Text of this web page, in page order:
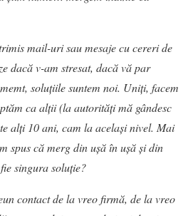
mail-uri sau mesaje cu cereri de
dacă v-am stresat, dacă vă par
soluțiile suntem noi. Uniți, facem
ca alții (la autorități mă gândesc
alți 10 ani, cam la același nivel. Mai
spus că merg din ușă în ușă și din
singura soluție?
contact de la vreo firmă, de la vreo